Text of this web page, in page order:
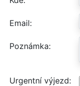
Email
Poznámka
Urgentní výjezd